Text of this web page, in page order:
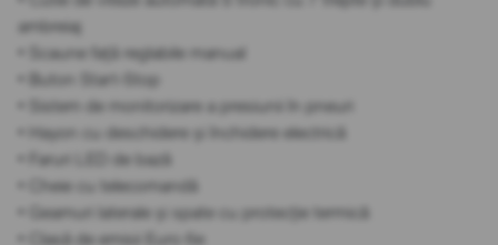
ambreiaj
• Scaune față reglabile manual
• Buton Start-Stop
• Sistem de monitorizare a presiunii în pneuri
• Hayon cu deschidere și închidere electrică
• Faruri LED de bază
• Cheie cu telecomandă
• Geamuri laterale și spate cu protecție termică
• Clasă de emisii Euro 6e